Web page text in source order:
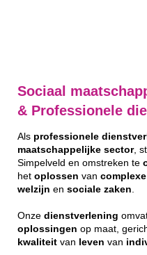
Sociaal
& Professionele
Als professionele
maatschappelijke sector,
Simpelveld en omstreken te
het oplossen van complexe
welzijn en sociale zaken
Onze dienstverlening
oplossingen op maat,
kwaliteit van leven van